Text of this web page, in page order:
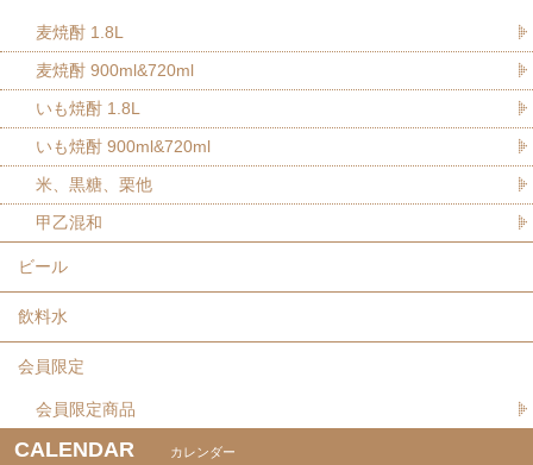
麦焼酎 1.8L
麦焼酎 900ml&720ml
いも焼酎 1.8L
いも焼酎 900ml&720ml
米、黒糖、栗他
甲乙混和
ビール
飲料水
会員限定
会員限定商品
CALENDAR カレンダー